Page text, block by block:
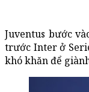
Juventus bước
trước Inter ở
khó khăn để